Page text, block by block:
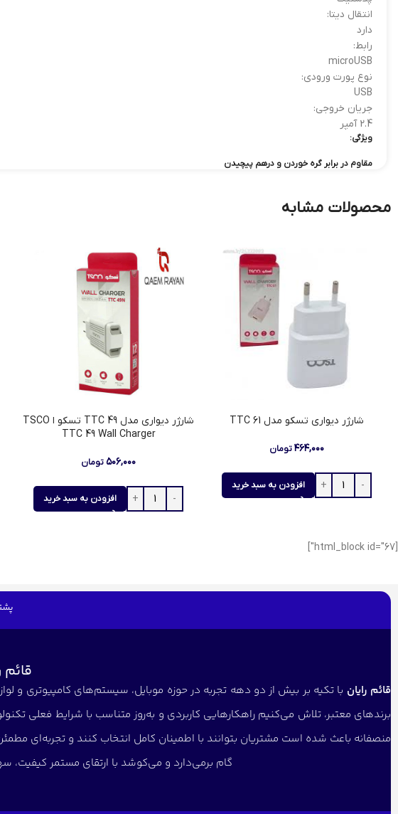
انتقال دیتا:
دارد
رابط:
microUSB
نوع پورت ورودی:
USB
جریان خروجی:
2.4 آمپر
ویژگی:
مقاوم در برابر گره خوردن و درهم پیچیدن
محصولات مشابه
شارژر دیواری تسکو مدل TTC 61
۴۶۴,۰۰۰تومان
افزودن به سبد خرید
شارژر دیواری مدل TTC 49 تسکو ا TSCO
TTC 49 Wall Charger
۵۰۶,۰۰۰ تومان
افزودن به سبد خرید
[html_block id="67"]
قائم رایان با تکیه بر بیش از دو دهه تجربه در حوزه موبایل، سیستم‌های کامپیوتری و
برندهای معتبر، تلاش می‌کنیم راهکارهایی کاربردی و به‌روز متناسب با شرایط فعلی
منصفانه باعث شده است مشتریان بتوانند با اطمینان کامل انتخاب کنند و تجربه‌ای
گام برمی‌دارد و می‌کوشد با ارتقای مستمر کیفیت،